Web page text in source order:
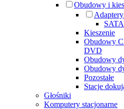
Obudowy i
SATA
Kieszenie
Obudowy
DVD
Obudowy
Obudowy
Pozostałe
Stacje
Głośniki
Komputery stacjonarne